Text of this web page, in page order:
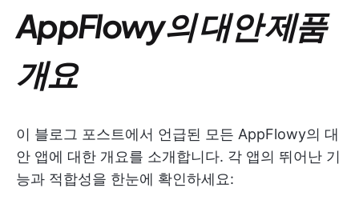
AppFlowy의 대안 제품
개요
이 블로그 포스트에서 언급된 모든 AppFlowy의 대
안 앱에 대한 개요를 소개합니다. 각 앱의 뛰어난 기
능과 적합성을 한눈에 확인하세요: